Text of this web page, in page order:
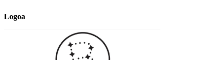
Logoa